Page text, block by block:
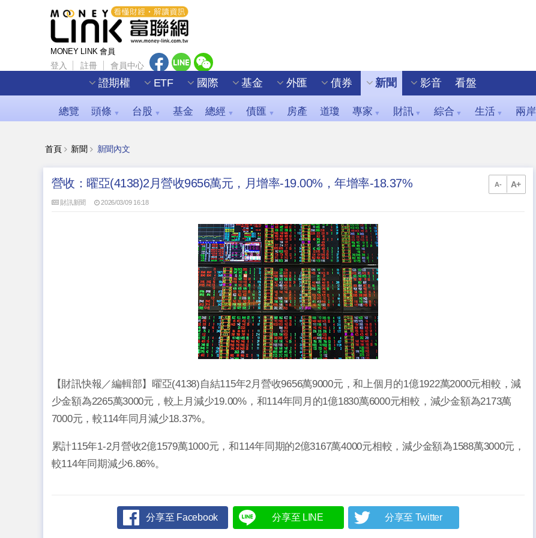
MONEY LINK 會員
登入 註冊 會員中心
證期權 ETF 國際 基金 外匯 債券 新聞 影音 看盤
總覽 頭條 ▼ 台股 ▼ 基金 總經 ▼ 債匯 ▼ 房產 道瓊 專家 ▼ 財訊 ▼ 綜合 ▼ 生活 ▼ 兩岸
首頁 新聞 新聞內文
A- A+
營收：曜亞(4138)2月營收9656萬元，月增率-19.00%，年增率-18.37%
財訊新聞 2026/03/09 16:18
【財訊快報／編輯部】曜亞(4138)自結115年2月營收9656萬9000元，和上個月的1億1922萬2000元相較，減
少金額為2265萬3000元，較上月減少19.00%，和114年同月的1億1830萬6000元相較，減少金額為2173萬
7000元，較114年同月減少18.37%。
累計115年1-2月營收2億1579萬1000元，和114年同期的2億3167萬4000元相較，減少金額為1588萬3000元，
較114年同期減少6.86%。
分享至 Facebook 分享至 LINE 分享至 Twitter